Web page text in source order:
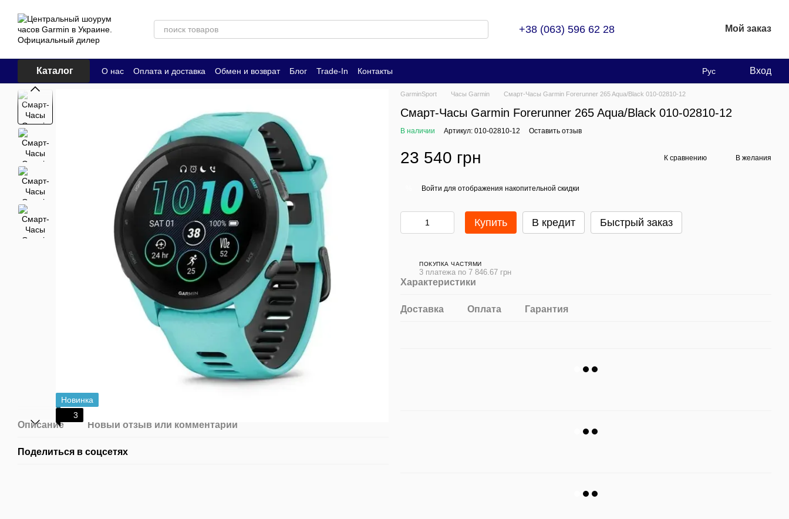
+38 (063) 596 62 28 Мой заказ
Каталог О нас Оплата и доставка Обмен и возврат Блог Trade-In Контакты Рус Вход
Новинка
3
Описание Новый отзыв или комментарий
Поделиться в соцсетях
GarminSport Часы Garmin Смарт-Часы Garmin Forerunner 265 Aqua/Black 010-02810-12
Смарт-Часы Garmin Forerunner 265 Aqua/Black 010-02810-12
В наличии Артикул: 010-02810-12 Оставить отзыв
23 540 грн К сравнению В желания
Войти для отображения накопительной скидки
Купить В кредит Быстрый заказ
ПОКУПКА ЧАСТЯМИ
3 платежа по 7 846.67 грн
Характеристики
Доставка Оплата Гарантия